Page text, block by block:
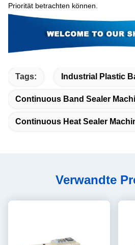
Priorität betrachten können.
Tags: Industrial Plastic
Continuous Band Sealer
Continuous Heat Sealer
Verwandte